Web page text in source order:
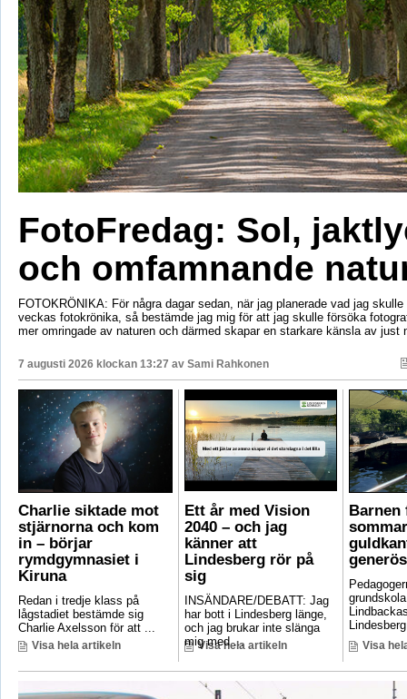
FotoFredag: Sol,
och omfamnande
FOTOKRÖNIKA: För några dagar sedan, när jag planerade vad jag
veckas fotokrönika, så bestämde jag mig för att jag skulle försöka
mer omringade av naturen och därmed skapar en starkare känsla av just
7 augusti 2026 klockan 13:27 av Sami Rahkonen
Charlie siktade mot
stjärnorna och kom
in – börjar
rymdgymnasiet i
Kiruna
Redan i tredje klass på
lågstadiet bestämde sig
Charlie Axelsson för att ...
Visa hela artikeln
Ett år med Vision
2040 – och jag
känner att
Lindesberg rör på
sig
INSÄNDARE/DEBATT: Jag
har bott i Lindesberg länge,
och jag brukar inte slänga
mig med ...
Visa hela artikeln
Barnen
Visa